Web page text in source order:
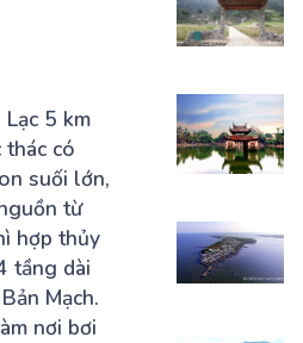
5 km
có
suối lớn,
từ
hợp thủy
tầng dài
Mạch.
nơi bơi